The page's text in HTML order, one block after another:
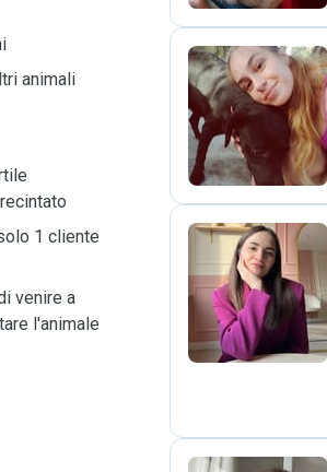
animali
1 cliente
venire a
l'animale
C
D